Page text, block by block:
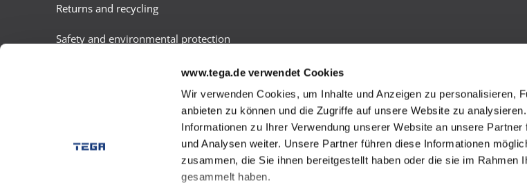
www.tega.de verwendet Cookies
Wir verwenden Cookies, um Inhalte und Anzeigen zu personalisieren,
anbieten zu können und die Zugriffe auf unsere Website zu
Informationen zu Ihrer Verwendung unserer Website an unsere
und Analysen weiter. Unsere Partner führen diese Informationen
zusammen, die Sie ihnen bereitgestellt haben oder die sie im Rahmen
gesammelt haben.
Returns and recycling
Safety and environmental protection